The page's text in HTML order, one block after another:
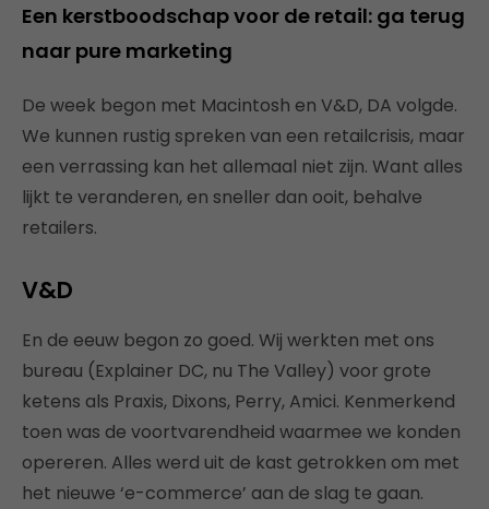
Een kerstboodschap voor de retail: ga terug
naar pure marketing
De week begon met Macintosh en V&D, DA volgde.
We kunnen rustig spreken van een retailcrisis, maar
een verrassing kan het allemaal niet zijn. Want alles
lijkt te veranderen, en sneller dan ooit, behalve
retailers.
V&D
En de eeuw begon zo goed. Wij werkten met ons
bureau (Explainer DC, nu The Valley) voor grote
ketens als Praxis, Dixons, Perry, Amici. Kenmerkend
toen was de voortvarendheid waarmee we konden
opereren. Alles werd uit de kast getrokken om met
het nieuwe ‘e-commerce’ aan de slag te gaan.